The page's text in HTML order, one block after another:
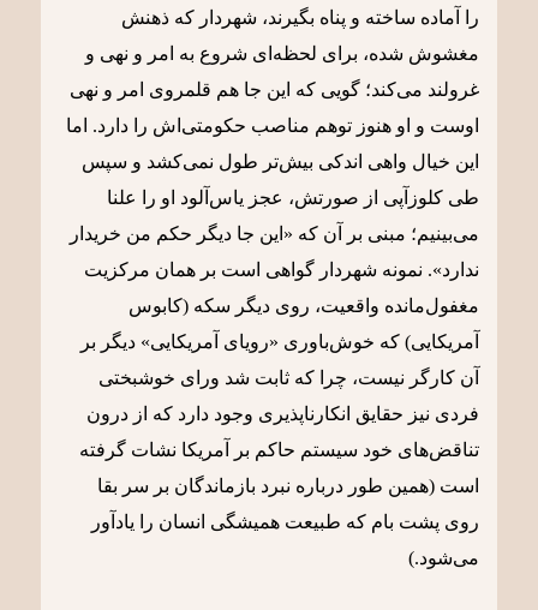
را آماده ساخته و پناه بگیرند، شهردار که ذهنش
مغشوش شده، برای لحظه‌ای شروع به امر و نهی و
غرولند می‌کند؛ گویی که این جا هم قلمروی امر و نهی
اوست و او هنوز توهم مناصب حکومتی‌اش را دارد. اما
این خیال واهی اندکی بیش‌تر طول نمی‌کشد و سپس
طی کلوزآپی از صورتش، عجز یاس‌آلود او را علنا
می‌بینیم؛ مبنی بر آن که «این جا دیگر حکم من خریدار
ندارد». نمونه شهردار گواهی است بر همان مرکزیت
مغفول‌مانده واقعیت، روی دیگر سکه (کابوس
آمریکایی) که خوش‌باوری «رویای آمریکایی» دیگر بر
آن کارگر نیست، چرا که ثابت شد ورای خوشبختی
فردی نیز حقایق انکارناپذیری وجود دارد که از درون
تناقض‌های خود سیستم حاکم بر آمریکا نشات گرفته
است (همین طور درباره نبرد بازماندگان بر سر بقا
روی پشت بام که طبیعت همیشگی انسان را یادآور
می‌شود.)